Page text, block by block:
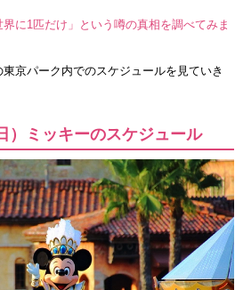
に1匹だけ」という噂の真相を調べてみま
京パーク内でのスケジュールを見ていき
）ミッキーのスケジュール